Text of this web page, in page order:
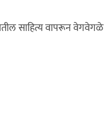
साहित्य वापरून वेगवेगळे